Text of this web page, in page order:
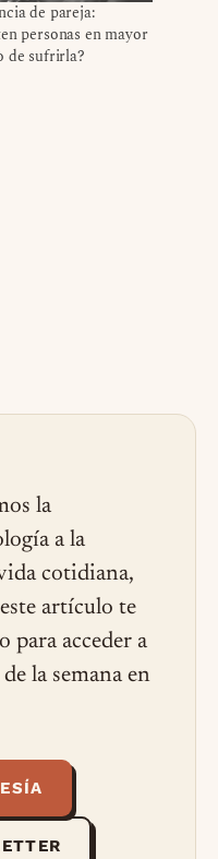
de pareja:
personas en mayor
de sufrirla?
la
a la
cotidiana,
artículo te
para acceder a
la semana en